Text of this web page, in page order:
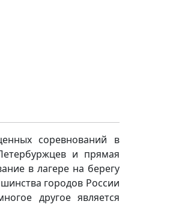
соревнований в
и прямая
в лагере на берегу
городов России
другое является